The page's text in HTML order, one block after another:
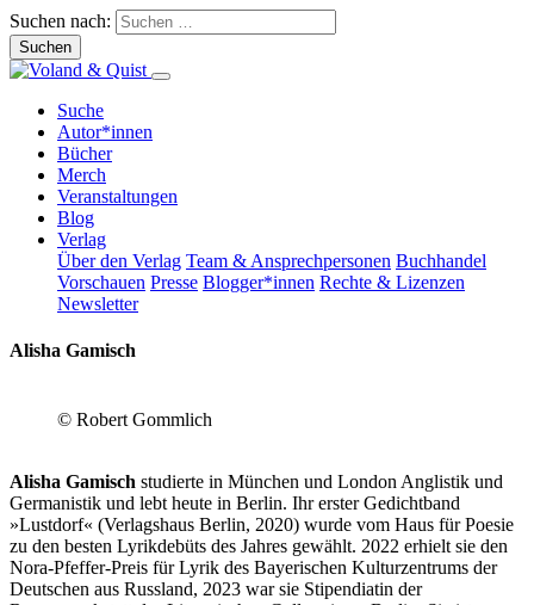
Suchen nach:
Suche
Autor*innen
Bücher
Merch
Veranstaltungen
Blog
Verlag
Über den Verlag Team & Ansprechpersonen Buchhandel
Vorschauen Presse Blogger*innen Rechte & Lizenzen
Newsletter
Alisha Gamisch
© Robert Gommlich
Alisha Gamisch studierte in München und London Anglistik und
Germanistik und lebt heute in Berlin. Ihr erster Gedichtband
»Lustdorf« (Verlagshaus Berlin, 2020) wurde vom Haus für Poesie
zu den besten Lyrikdebüts des Jahres gewählt. 2022 erhielt sie den
Nora-Pfeffer-Preis für Lyrik des Bayerischen Kulturzentrums der
Deutschen aus Russland, 2023 war sie Stipendiatin der